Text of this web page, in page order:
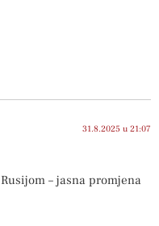
31.8.2025 u 21:07
– jasna promjena